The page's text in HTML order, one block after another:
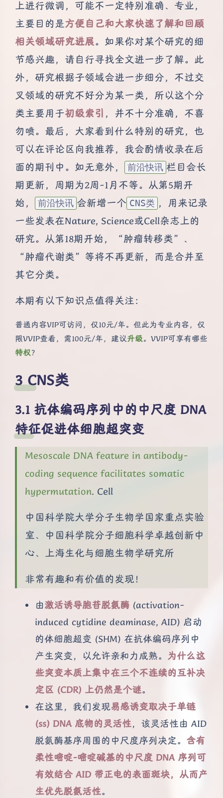
上进行微调，可能不一定特别准确、专业，
主要目的是方便自己和大家快速了解和回顾
相关领域研究进展。如果你对某个研究的细
节感兴趣，请自行寻找全文进一步了解。此
外，研究根据子领域会进一步细分，不过交
叉领域的研究不好分为某一类，所以这个分
类主要用于初级索引 ，并不十分准确，不喜
勿喷。最后，大家看到什么特别的研究，也
可以在评论区向我推荐，我会酌情收录在后
面的期刊中。如无意外，
前沿快讯 栏目会长
期更新，周期为2周-1月不等。从第5期开
始，
前沿快讯 会新增一个 CNS类 ，用来记录
一些发表在Nature, Science或Cell杂志上的
研究。从第18期开始，“肿瘤转移类”、
“肿瘤代谢类”等将不再更新，而是合并至
其它分类。
本期有以下知识点值得关注：
普通内容VIP可访问，仅10元/年。但此为专业内容，仅
限VVIP查看，需100元/年，建议升级。VVIP可享有哪些
特权？
CNS类
抗体编码序列中的中尺度 DNA
特征促进体细胞超突变
Mesoscale DNA feature in antibody-
coding sequence facilitates somatic
hypermutation. Cell
中国科学院大学分子生物学国家重点实验
室、中国科学院分子细胞科学卓越创新中
心、上海生化与细胞生物学研究所
非常有趣和有价值的发现！
由激活诱导胞苷脱氨酶 (activation-
induced cytidine deaminase, AID) 启动
的体细胞超变 (SHM) 在抗体编码序列中
产生突变，以允许亲和力成熟。 为什么这
些突变本质上集中在三个不连续的互补决
定区 (CDR) 上仍然是个谜。
在这里，我们发现易感诱变取决于单链
(ss) DNA 底物的灵活性，该灵活性由 AID
脱氨酶基序周围的中尺度序列决定。 含有
柔性嘧啶-嘧啶碱基的中尺度 DNA 序列可
有效结合 AID 带正电的表面斑块，从而产
生优先脱氨活性。